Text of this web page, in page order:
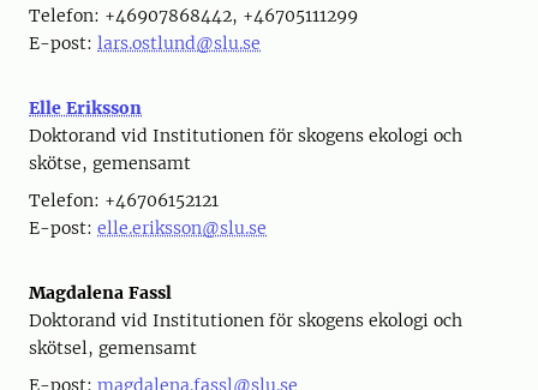
Telefon: +46907868442, +46705111299
E-post: lars.ostlund@slu.se
Elle Eriksson
Doktorand vid Institutionen för skogens ekologi och
skötse, gemensamt
Telefon: +46706152121
E-post: elle.eriksson@slu.se
Magdalena Fassl
Doktorand vid Institutionen för skogens ekologi och
skötsel, gemensamt
E-post: magdalena.fassl@slu.se